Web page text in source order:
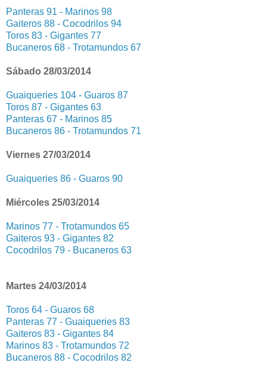
Panteras 91 - Marinos 98
Gaiteros 88 - Cocodrilos 94
Toros 83 - Gigantes 77
Bucaneros 68 - Trotamundos 67
Sábado 28/03/2014
Guaiqueries 104 - Guaros 87
Toros 87 - Gigantes 63
Panteras 67 - Marinos 85
Bucaneros 86 - Trotamundos 71
Viernes 27/03/2014
Guaiqueries 86 - Guaros 90
Miércoles 25/03/2014
Marinos 77 - Trotamundos 65
Gaiteros 93 - Gigantes 82
Cocodrilos 79 - Bucaneros 63
Martes 24/03/2014
Toros 64 - Guaros 68
Panteras 77 - Guaiqueries 83
Gaiteros 83 - Gigantes 84
Marinos 83 - Trotamundos 72
Bucaneros 88 - Cocodrilos 82